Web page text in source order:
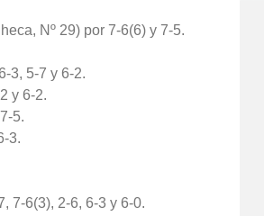
Nº 29) por 7-6(6) y 7-5.
3, 5-7 y 6-2.
y 6-2.
5.
3.
7-6(3), 2-6, 6-3 y 6-0.